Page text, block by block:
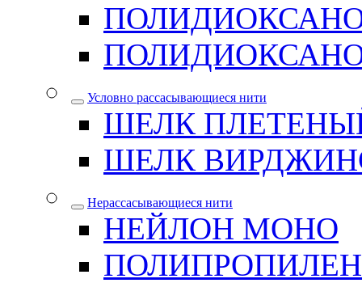
Условно рассасывающиеся нити
ШЕЛК
ШЕЛК
Нерассасывающиеся нити
НЕЙЛОН МОНО